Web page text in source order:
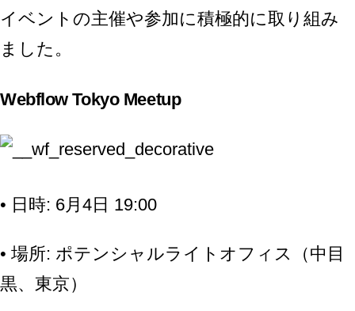
イベントの主催や参加に積極的に取り組み
ました。
Webflow Tokyo Meetup
• 日時: 6月4日 19:00
• 場所: ポテンシャルライトオフィス（中目
黒、東京）